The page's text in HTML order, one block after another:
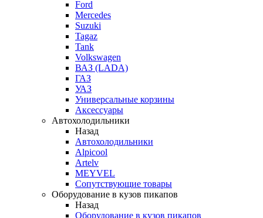
Ford
Mercedes
Suzuki
Tagaz
Tank
Volkswagen
ВАЗ (LADA)
ГАЗ
УАЗ
Универсальные корзины
Аксессуары
Автохолодильники
Назад
Автохолодильники
Alpicool
Artelv
MEYVEL
Сопутствующие товары
Оборудование в кузов пикапов
Назад
Оборудование в кузов пикапов